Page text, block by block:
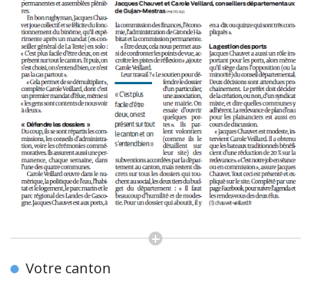
Votre canton